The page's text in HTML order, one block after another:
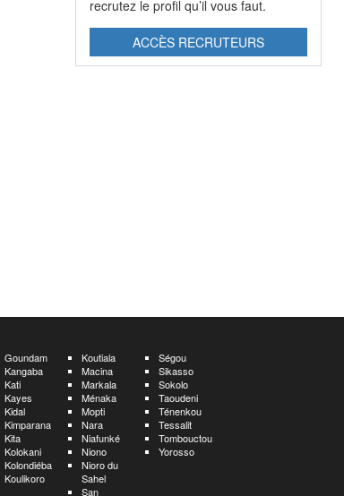
recrutez le profil qu’il vous faut.
ACCÈS RECRUTEURS
Goundam
Kangaba
Kati
Kayes
Kidal
Kimparana
Kita
Kolokani
Kolondiéba
Koulikoro
Koutiala
Macina
Markala
Ménaka
Mopti
Nara
Niafunké
Niono
Nioro du
Sahel
San
Ségou
Sikasso
Sokolo
Taoudeni
Ténenkou
Tessalit
Tombouctou
Yorosso